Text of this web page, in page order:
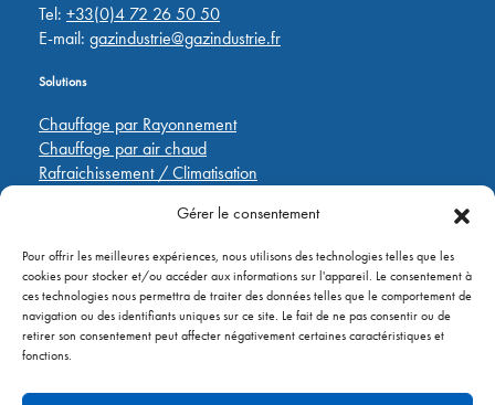
Gérer le consentement
Pour offrir les meilleures expériences, nous utilisons des technologies telles que les
cookies pour stocker et/ou accéder aux informations sur l'appareil. Le consentement à
ces technologies nous permettra de traiter des données telles que le comportement de
navigation ou des identifiants uniques sur ce site. Le fait de ne pas consentir ou de
retirer son consentement peut affecter négativement certaines caractéristiques et
fonctions.
Tel: +33(0)4 72 26 50 50
E-mail: gazindustrie@gazindustrie.fr
Solutions
Chauffage par Rayonnement
Chauffage par air chaud
Rafraichissement / Climatisation
Liens rapides
Pièces de rechange
Applications
A propos de